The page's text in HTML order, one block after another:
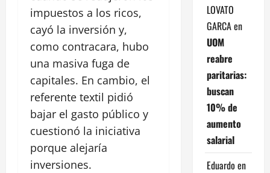
impuestos a los ricos,
cayó la inversión y,
como contracara, hubo
una masiva fuga de
capitales. En cambio, el
referente textil pidió
bajar el gasto público y
cuestionó la iniciativa
porque alejaría
inversiones.
LOVATO
GARCAen
UOM
reabre
paritarias:
buscan
10% de
aumento
salarial
Eduardo en